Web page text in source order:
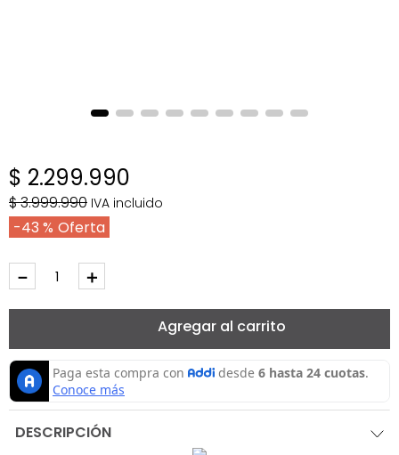
$ 2.299.990
$3.999.990 IVA incluido
43 %
＋
－
Agregar al carrito
DESCRIPCIÓN